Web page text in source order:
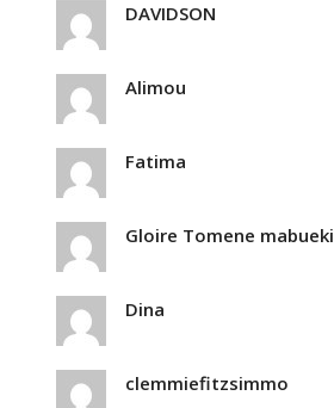
DAVIDSON
Alimou
Fatima
Gloire Tomene mabueki
Dina
clemmiefitzsimmo